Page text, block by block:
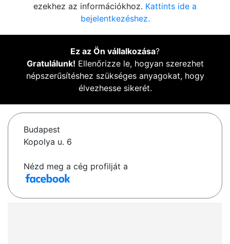
ezekhez az információkhoz. Kattints ide a
bejelentkezéshez.
Ez az Ön vállalkozása?
Gratulálunk! Ellenőrizze le, hogyan szerezhet
népszerűsítéshez szükséges anyagokat, hogy
élvezhesse sikerét.
Budapest
Kopolya u. 6
Nézd meg a cég profilját a